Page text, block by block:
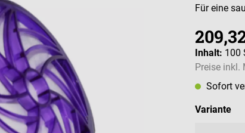
Für eine
Inhalt: 100
Preise inkl.
Sofort
Variante